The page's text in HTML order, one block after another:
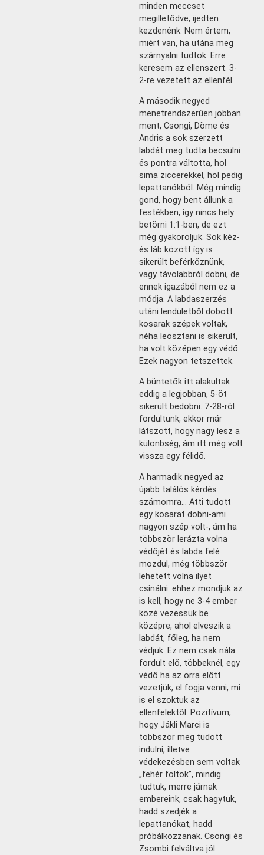
minden meccset
megilletődve, ijedten
kezdenénk. Nem értem,
miért van, ha utána meg
szárnyalni tudtok. Erre
keresem az ellenszert. 3-
2-re vezetett az ellenfél.
A második negyed
menetrendszerűen jobban
ment, Csongi, Döme és
Andris a sok szerzett
labdát meg tudta becsülni
és pontra váltotta, hol
sima ziccerekkel, hol pedig
lepattanókból. Még mindig
gond, hogy bent állunk a
festékben, így nincs hely
betörni 1:1-ben, de ezt
még gyakoroljuk. Sok kéz-
és láb között így is
sikerült beférkőznünk,
vagy távolabbról dobni, de
ennek igazából nem ez a
módja. A labdaszerzés
utáni lendületből dobott
kosarak szépek voltak,
néha leosztani is sikerült,
ha volt középen egy védő.
Ezek nagyon tetszettek.
A büntetők itt alakultak
eddig a legjobban, 5-öt
sikerült bedobni. 7-28-ról
fordultunk, ekkor már
látszott, hogy nagy lesz a
különbség, ám itt még volt
vissza egy félidő.
A harmadik negyed az
újabb találós kérdés
számomra… Atti tudott
egy kosarat dobni-ami
nagyon szép volt-, ám ha
többször lerázta volna
védőjét és labda felé
mozdul, még többször
lehetett volna ilyet
csinálni. ehhez mondjuk az
is kell, hogy ne 3-4 ember
közé vezessük be
középre, ahol elveszik a
labdát, főleg, ha nem
védjük. Ez nem csak nála
fordult elő, többeknél, egy
védő ha az orra előtt
vezetjük, el fogja venni, mi
is el szoktuk az
ellenfelektől. Pozitívum,
hogy Jákli Marci is
többször meg tudott
indulni, illetve
védekezésben sem voltak
„fehér foltok”, mindig
tudtuk, merre járnak
embereink, csak hagytuk,
hadd szedjék a
lepattanókat, hadd
próbálkozzanak. Csongi és
Zsombi felváltva jól